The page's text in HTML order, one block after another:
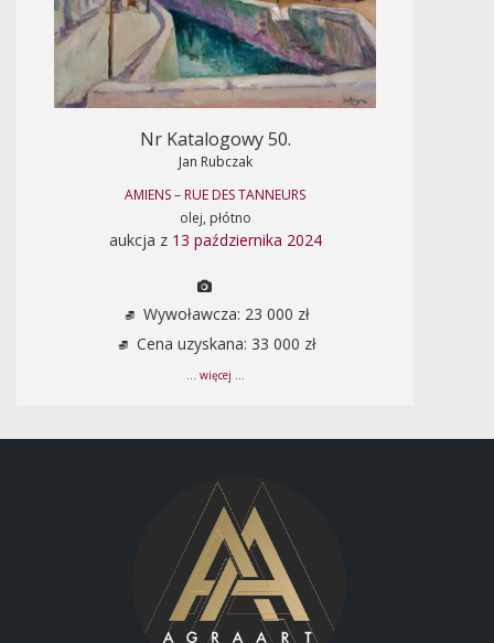
Nr Katalogowy 50.
Jan Rubczak
AMIENS – RUE DES TANNEURS
olej, płótno
aukcja z 13 października 2024
Wywoławcza: 23 000 zł
Cena uzyskana: 33 000 zł
... więcej ...